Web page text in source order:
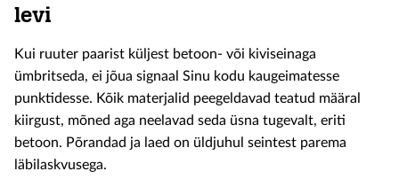
levi
Kui ruuter paarist küljest betoon- või kiviseinaga
ümbritseda, ei jõua signaal Sinu kodu kaugeimatesse
punktidesse. Kõik materjalid peegeldavad teatud määral
kiirgust, mõned aga neelavad seda üsna tugevalt, eriti
betoon. Põrandad ja laed on üldjuhul seintest parema
läbilaskvusega.